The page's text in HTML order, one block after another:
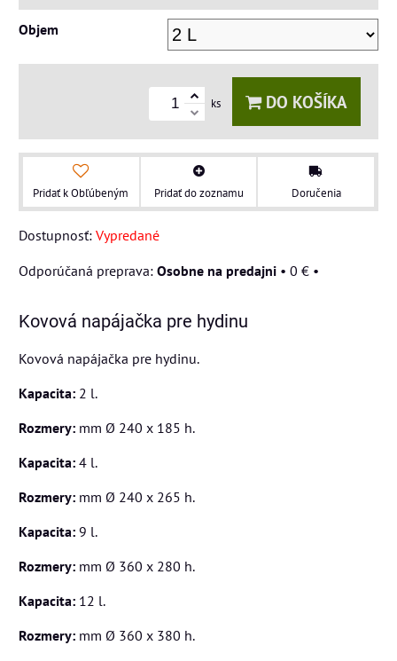
Objem
ks DO KOŠÍKA
Pridať k Obľúbeným Pridať do zoznamu Doručenia
Dostupnosť: Vypredané
Osobne na predajni • 0 € •
Kovová napájačka pre hydinu
Kovová napájačka pre hydinu.
Kapacita: 2 l.
Rozmery: mm Ø 240 x 185 h.
Kapacita: 4 l.
Rozmery: mm Ø 240 x 265 h.
Kapacita: 9 l.
Rozmery: mm Ø 360 x 280 h.
Kapacita: 12 l.
Rozmery: mm Ø 360 x 380 h.